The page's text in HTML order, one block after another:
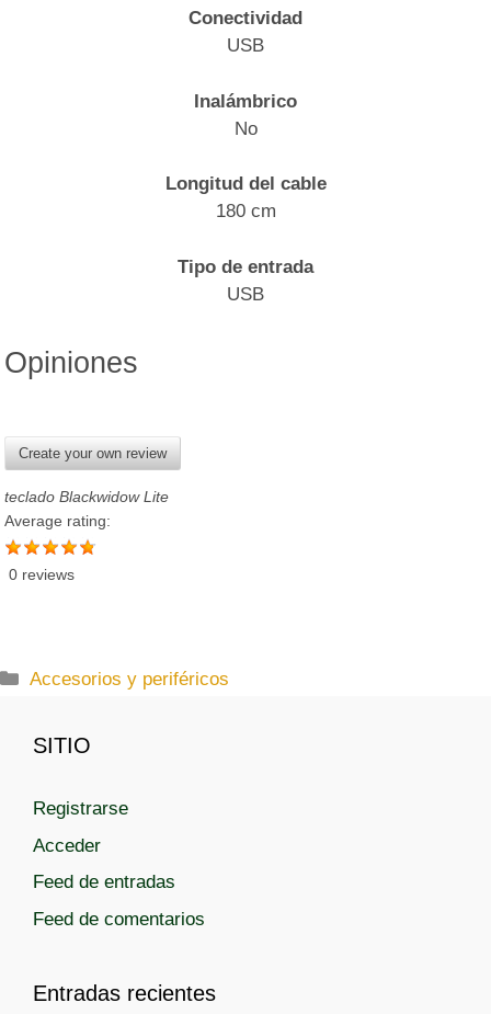
Conectividad
USB
Inalámbrico
No
Longitud del cable
180 cm
Tipo de entrada
USB
Opiniones
Create your own review
teclado Blackwidow Lite
Average rating:
0 reviews
C
e
o
r
s
Accesorios y periféricos
SITIO
Registrarse
Acceder
Feed de entradas
Feed de comentarios
Entradas recientes